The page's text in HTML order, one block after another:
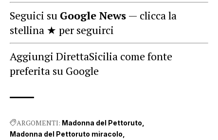
Seguici su Google News — clicca la
stellina ★ per seguirci
Aggiungi DirettaSicilia come fonte
preferita su Google
ARGOMENTI: Madonna del Pettoruto
Madonna del Pettoruto miracolo